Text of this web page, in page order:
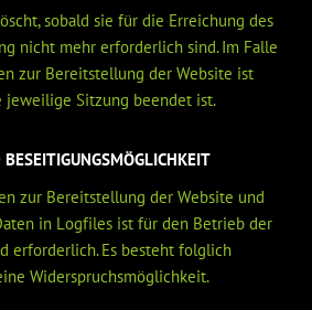
sobald sie für die Erreichung des
nicht mehr erforderlich sind. Im Falle
zur Bereitstellung der Website ist
jeweilige Sitzung beendet ist.
zur Bereitstellung der Website und
in Logfiles ist für den Betrieb der
erforderlich. Es besteht folglich
Widerspruchsmöglichkeit.